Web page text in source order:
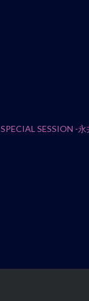
SPECIAL SESSION -